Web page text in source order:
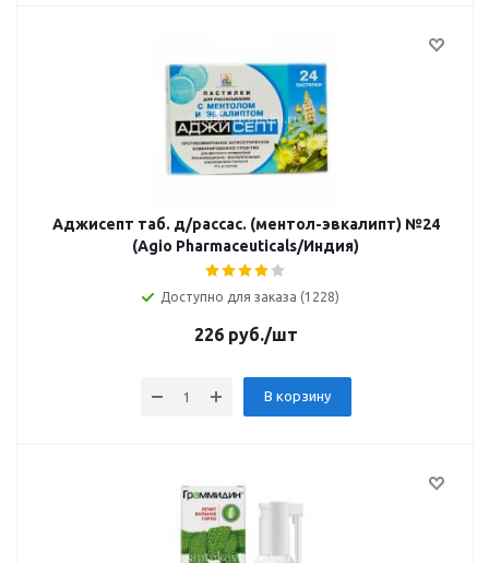
Аджисепт таб. д/рассас. (ментол-эвкалипт) №24
(Agio Pharmaceuticals/Индия)
Доступно для заказа (1228)
226руб./шт
В корзину